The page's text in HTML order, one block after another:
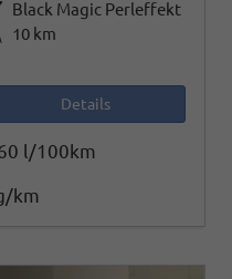
Black Magic Perleffekt
10 km
Details
l/100km
km